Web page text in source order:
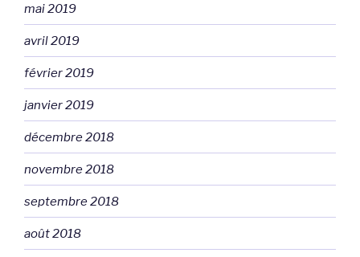
mai 2019
avril 2019
février 2019
janvier 2019
décembre 2018
novembre 2018
septembre 2018
août 2018